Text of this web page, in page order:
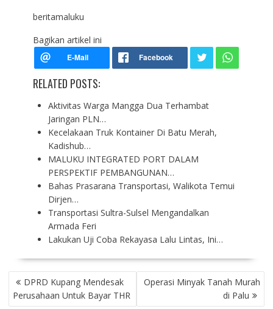
beritamaluku
Bagikan artikel ini
RELATED POSTS:
Aktivitas Warga Mangga Dua Terhambat
Jaringan PLN…
Kecelakaan Truk Kontainer Di Batu Merah,
Kadishub…
MALUKU INTEGRATED PORT DALAM
PERSPEKTIF PEMBANGUNAN…
Bahas Prasarana Transportasi, Walikota Temui
Dirjen…
Transportasi Sultra-Sulsel Mengandalkan
Armada Feri
Lakukan Uji Coba Rekayasa Lalu Lintas, Ini…
P
O
S
DPRD Kupang Mendesak
Perusahaan Untuk Bayar THR
Operasi Minyak Tanah Murah
di Palu